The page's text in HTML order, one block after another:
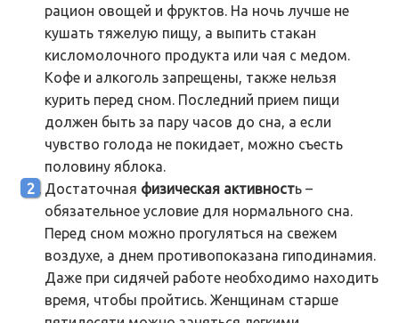
рацион овощей и фруктов. На ночь лучше не
кушать тяжелую пищу, а выпить стакан
кисломолочного продукта или чая с медом.
Кофе и алкоголь запрещены, также нельзя
курить перед сном. Последний прием пищи
должен быть за пару часов до сна, а если
чувство голода не покидает, можно съесть
половину яблока.
Достаточная физическая активность –
обязательное условие для нормального сна.
Перед сном можно прогуляться на свежем
воздухе, а днем противопоказана гиподинамия.
Даже при сидячей работе необходимо находить
время, чтобы пройтись. Женщинам старше